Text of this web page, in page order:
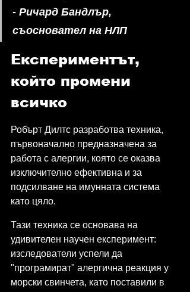
- Ричард Бандлър,
съосновател на НЛП
Експериментът,
който промени
всичко
Робърт Дилтс разработва техника,
първоначално предназначена за
работа с алергии, която се оказва
изключително ефективна и за
подсилване на имунната система
като цяло.
Тази техника се основава на
удивителен научен експеримент:
изследователи успели да
"програмират" алергична реакция у
морски свинчета, като поставили в